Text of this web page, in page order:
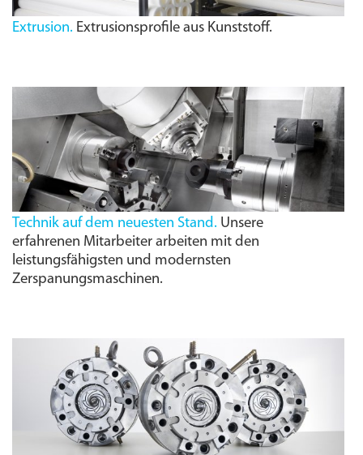
Extrusion. Extrusionsprofile aus Kunststoff.
Technik auf dem neuesten Stand. Unsere
erfahrenen Mitarbeiter arbeiten mit den
leistungs­fähigsten und modernsten
Zerspanungs­maschinen.